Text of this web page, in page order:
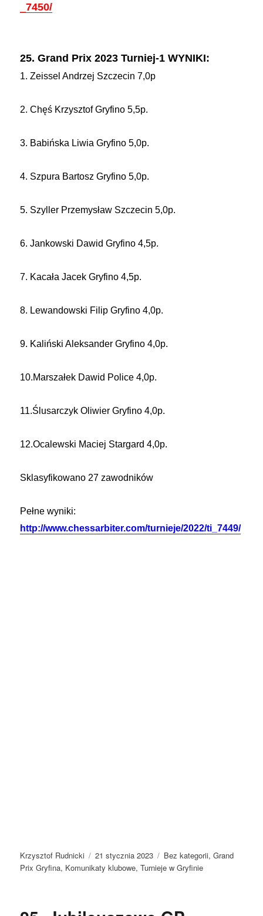
_7450/
25. Grand Prix 2023 Turniej-1 WYNIKI:
1. Zeissel Andrzej Szczecin 7,0p
2. Chęś Krzysztof Gryfino 5,5p.
3. Babińska Liwia Gryfino 5,0p.
4. Szpura Bartosz Gryfino 5,0p.
5. Szyller Przemysław Szczecin 5,0p.
6. Jankowski Dawid Gryfino 4,5p.
7. Kacała Jacek Gryfino 4,5p.
8. Lewandowski Filip Gryfino 4,0p.
9. Kaliński Aleksander Gryfino 4,0p.
10.Marszałek Dawid Police 4,0p.
11.Ślusarczyk Oliwier Gryfino 4,0p.
12.Ocalewski Maciej Stargard 4,0p.
Sklasyfikowano 27 zawodników
Pełne wyniki:
http://www.chessarbiter.com/turnieje/2022/ti_7449/
Autor
Krzysztof Rudnicki
Data
publikacji
21 stycznia 2023 Kategorie
Bez kategorii,Grand
Prix Gryfina, Komunikaty klubowe,Turnieje w Gryfinie